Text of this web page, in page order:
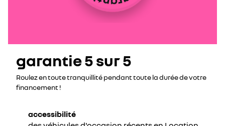
garantie 5 sur 5
Roulez en toute tranquillité pendant toute la durée de votre
financement !
accessibilité